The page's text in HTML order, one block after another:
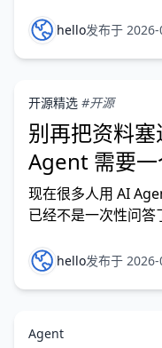
行操作 Gmail、
Google 办
hello发布于
开源精选 #开源
别再把资料
Agent 需要
识库
现在很多人用 AI
已经不是一次性问答
Codex 接着改实现，
具都挺强，但项目
hello发布于
Agent